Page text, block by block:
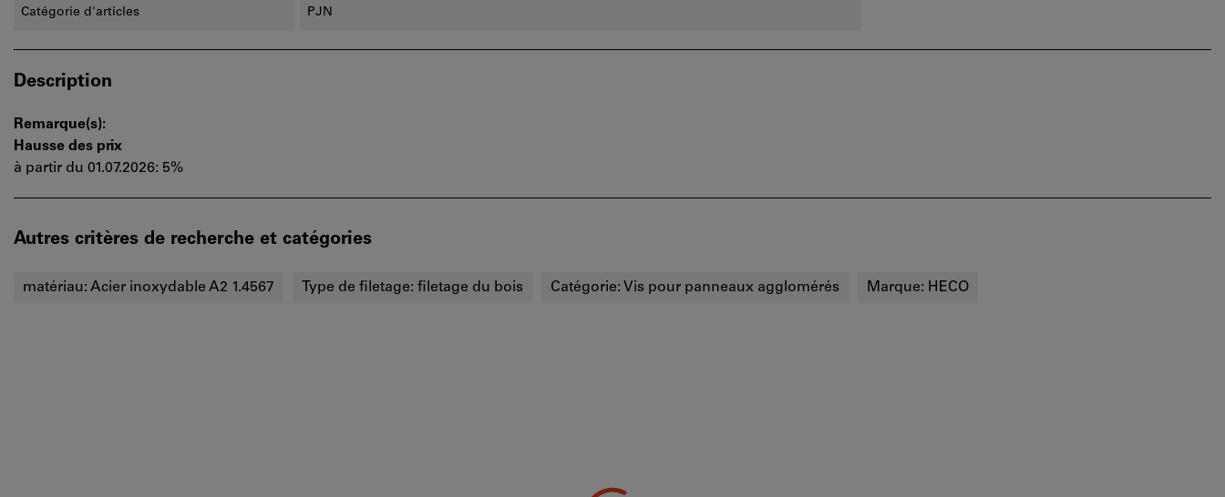
Catégorie d'articles PJN
Description
Remarque(s):
Hausse des prix
à partir du 01.07.2026: 5%
Autres critères de recherche et catégories
matériau: Acier inoxydable A2 1.4567 Type de filetage: filetage du bois Catégorie: Vis pour panneaux agglomérés Marque: HECO